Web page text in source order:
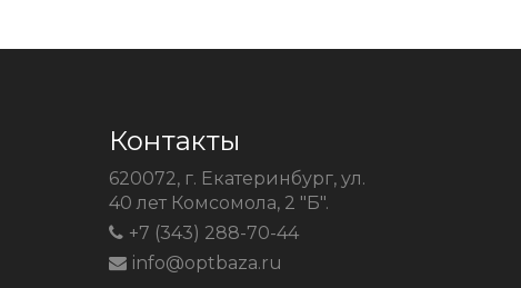
Контакты
620072, г. Екатеринбург, ул.
40 лет Комсомола, 2 "Б".
+7 (343) 288-70-44
info@optbaza.ru